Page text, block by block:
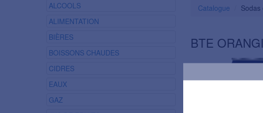
ALCOOLS
ALIMENTATION
BIÈRES
BOISSONS CHAUDES
CIDRES
EAUX
GAZ
Catalogue Sodas
BTE